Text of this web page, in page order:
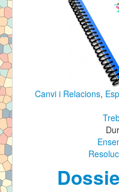
Canvi i Relacions,